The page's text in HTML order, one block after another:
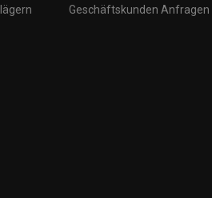
Geschäftskunden Anfragen